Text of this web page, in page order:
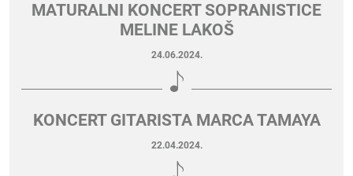
MATURALNI KONCERT SOPRANISTICE
MELINE LAKOŠ
24.06.2024.
KONCERT GITARISTA MARCA TAMAYA
22.04.2024.